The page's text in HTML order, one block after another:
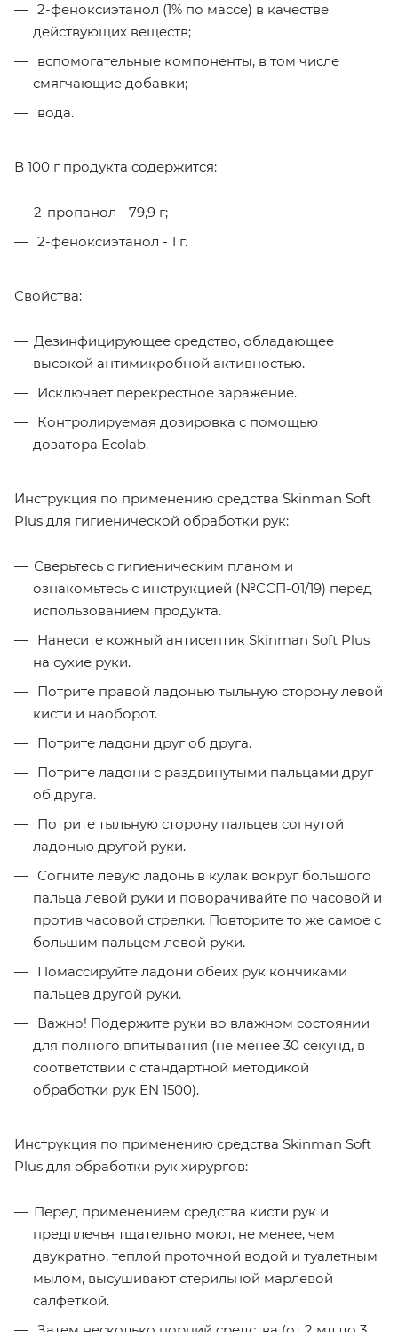
2-феноксиэтанол (1% по массе) в качестве
действующих веществ;
вспомогательные компоненты, в том числе
смягчающие добавки;
вода.
В 100 г продукта содержится:
2-пропанол - 79,9 г;
2-феноксиэтанол - 1 г.
Свойства:
Дезинфицирующее средство, обладающее
высокой антимикробной активностью.
Исключает перекрестное заражение.
Контролируемая дозировка с помощью
дозатора Ecolab.
Инструкция по применению средства Skinman Soft
Plus для гигиенической обработки рук:
Сверьтесь с гигиеническим планом и
ознакомьтесь с инструкцией (№ССП-01/19) перед
использованием продукта.
Нанесите кожный антисептик Skinman Soft Plus
на сухие руки.
Потрите правой ладонью тыльную сторону левой
кисти и наоборот.
Потрите ладони друг об друга.
Потрите ладони с раздвинутыми пальцами друг
об друга.
Потрите тыльную сторону пальцев согнутой
ладонью другой руки.
Согните левую ладонь в кулак вокруг большого
пальца левой руки и поворачивайте по часовой и
против часовой стрелки. Повторите то же самое с
большим пальцем левой руки.
Помассируйте ладони обеих рук кончиками
пальцев другой руки.
Важно! Подержите руки во влажном состоянии
для полного впитывания (не менее 30 секунд, в
соответствии с стандартной методикой
обработки рук EN 1500).
Инструкция по применению средства Skinman Soft
Plus для обработки рук хирургов:
Перед применением средства кисти рук и
предплечья тщательно моют, не менее, чем
двукратно, теплой проточной водой и туалетным
мылом, высушивают стерильной марлевой
салфеткой.